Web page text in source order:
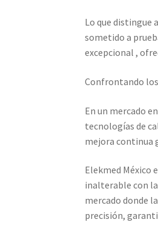
Lo que distingue
sometido a
excepcional ,
Confrontando
En un mercado
tecnologías de
mejora continua
Elekmed México
inalterable con
mercado donde
precisión,